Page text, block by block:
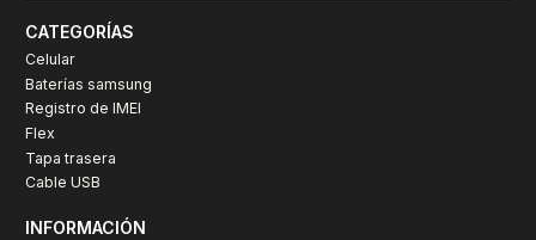
CATEGORÍAS
Celular
Baterías samsung
Registro de IMEI
Flex
Tapa trasera
Cable USB
INFORMACIÓN